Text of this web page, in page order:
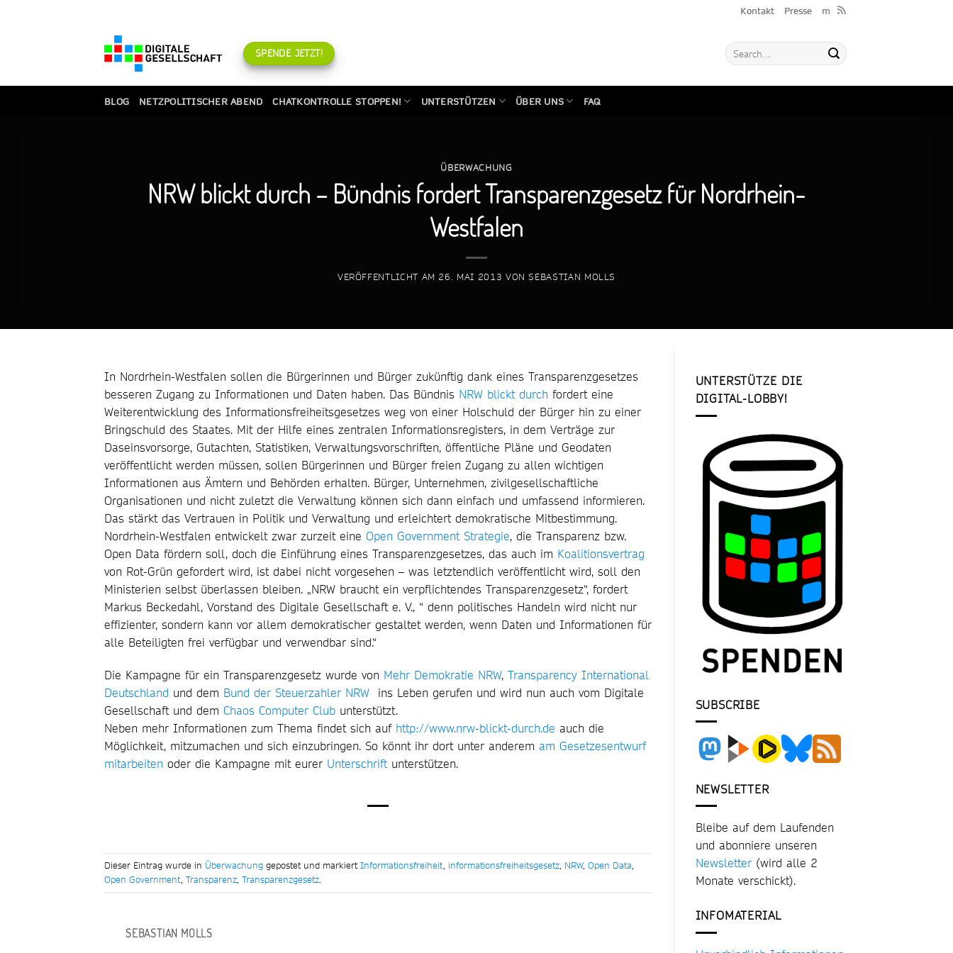
Kontakt Presse m
SPENDE JETZT!
BLOG NETZPOLITISCHER ABEND CHATKONTROLLE STOPPEN! UNTERSTÜTZEN ÜBER UNS FAQ
ÜBERWACHUNG
NRW blickt durch – Bündnis fordert Transparenzgesetz für Nordrhein-
Westfalen
VERÖFFENTLICHT AM 26. MAI 2013 VONSEBASTIAN MOLLS
In Nordrhein-Westfalen sollen die Bürgerinnen und Bürger zukünftig dank eines Transparenzgesetzes
besseren Zugang zu Informationen und Daten haben. Das Bündnis NRW blickt durch fordert eine
Weiterentwicklung des Informationsfreiheitsgesetzes weg von einer Holschuld der Bürger hin zu einer
Bringschuld des Staates. Mit der Hilfe eines zentralen Informationsregisters, in dem Verträge zur
Daseinsvorsorge, Gutachten, Statistiken, Verwaltungsvorschriften, öffentliche Pläne und Geodaten
veröffentlicht werden müssen, sollen Bürgerinnen und Bürger freien Zugang zu allen wichtigen
Informationen aus Ämtern und Behörden erhalten. Bürger, Unternehmen, zivilgesellschaftliche
Organisationen und nicht zuletzt die Verwaltung können sich dann einfach und umfassend informieren.
Das stärkt das Vertrauen in Politik und Verwaltung und erleichtert demokratische Mitbestimmung.
Nordrhein-Westfalen entwickelt zwar zurzeit eine Open Government Strategie, die Transparenz bzw.
Open Data fördern soll, doch die Einführung eines Transparenzgesetzes, das auch im Koalitionsvertrag
von Rot-Grün gefordert wird, ist dabei nicht vorgesehen – was letztendlich veröffentlicht wird, soll den
Ministerien selbst überlassen bleiben. „NRW braucht ein verpflichtendes Transparenzgesetz“, fordert
Markus Beckedahl, Vorstand des Digitale Gesellschaft e. V., “ denn politisches Handeln wird nicht nur
effizienter, sondern kann vor allem demokratischer gestaltet werden, wenn Daten und Informationen für
alle Beteiligten frei verfügbar und verwendbar sind.“
Die Kampagne für ein Transparenzgesetz wurde von Mehr Demokratie NRW, Transparency International
Deutschland und dem Bund der Steuerzahler NRW ins Leben gerufen und wird nun auch vom Digitale
Gesellschaft und dem Chaos Computer Club unterstützt.
Neben mehr Informationen zum Thema findet sich auf http://www.nrw-blickt-durch.de auch die
Möglichkeit, mitzumachen und sich einzubringen. So könnt ihr dort unter anderem am Gesetzesentwurf
mitarbeiten oder die Kampagne mit eurer Unterschriftunterstützen.
Dieser Eintrag wurde in Überwachung gepostet und markiertInformationsfreiheit, informationsfreiheitsgesetz, NRW, Open Data,
Open Government, Transparenz, Transparenzgesetz.
SEBASTIAN MOLLS
UNTERSTÜTZE DIE
DIGITAL-LOBBY!
SUBSCRIBE
NEWSLETTER
Bleibe auf dem Laufenden
und abonniere unseren
Newsletter(wird alle 2
Monate verschickt).
INFOMATERIAL